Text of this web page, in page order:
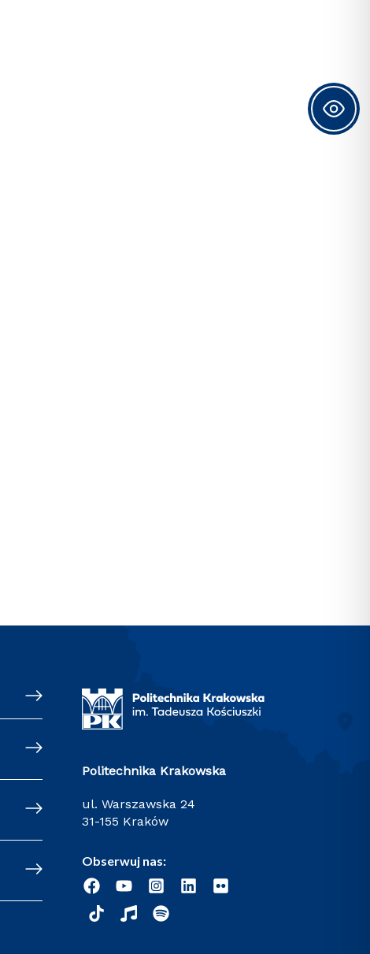
Politechnika Krakowska
ul. Warszawska 24
31-155 Kraków
Obserwuj nas: